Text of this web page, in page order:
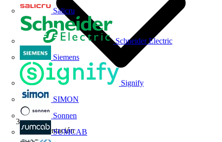
Salicru
Schneider Electric
Siemens
Signify
SIMON
Sonnen
SUMCAB
Reglamentación